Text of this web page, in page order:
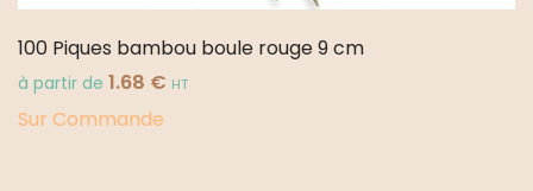
100 Piques bambou boule rouge 9 cm
à partir de 1.68 € HT
Sur Commande